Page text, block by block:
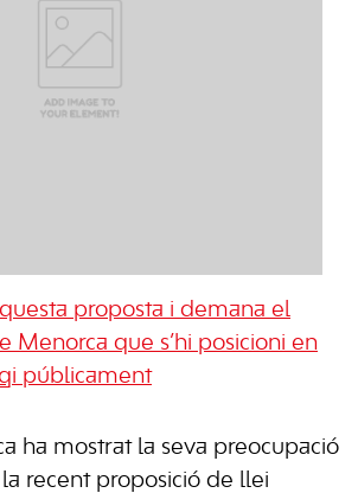
proposta i demana el
Menorca que s’hi posicioni en
públicament
ha mostrat la seva preocupació
recent proposició de llei